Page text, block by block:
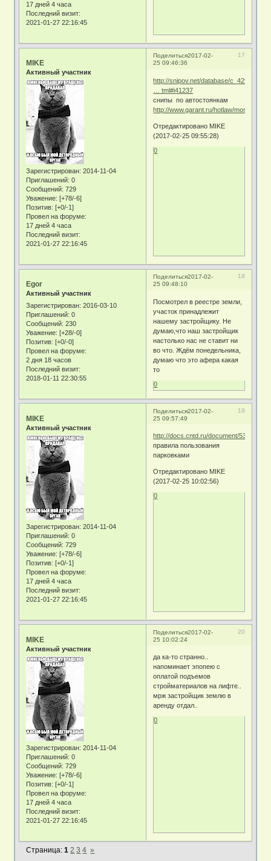
17 дней 4 часа
Последний визит:
2021-01-27 22:16:45
Поделиться 17
2017-02-
25 09:46:36
MIKE
Активный участник
Зарегистрирован: 2014-11-04
Приглашений: 0
Сообщений: 729
Уважение: [+78/-6]
Позитив: [+0/-1]
Провел на форуме:
17 дней 4 часа
Последний визит:
2021-01-27 22:16:45
http://snipov.net/database/
… tml#i41237
снипы по автостоянкам
http://www.garant.ru/hotlaw/moscow/
Отредактировано MIKE
(2017-02-25 09:55:28)
0
Поделиться 18
2017-02-
25 09:48:10
Egor
Активный участник
Зарегистрирован: 2016-03-10
Приглашений: 0
Сообщений: 230
Уважение: [+28/-0]
Позитив: [+0/-0]
Провел на форуме:
2 дня 18 часов
Последний визит:
2018-01-11 22:30:55
Посмотрел в реестре земли,
участок принадлежит
нашему застройщику. Не
думаю,что наш застройщик
настолько нас не ставит ни
во что. Ждём понедельника,
думаю что это афера какая
то
0
Поделиться 19
2017-02-
25 09:57:49
MIKE
Активный участник
Зарегистрирован: 2014-11-04
Приглашений: 0
Сообщений: 729
Уважение: [+78/-6]
Позитив: [+0/-1]
Провел на форуме:
17 дней 4 часа
Последний визит:
2021-01-27 22:16:45
http://docs.cntd.ru/document/
правила пользования
парковками
Отредактировано MIKE
(2017-02-25 10:02:56)
0
Поделиться 20
2017-02-
25 10:02:24
MIKE
Активный участник
Зарегистрирован: 2014-11-04
Приглашений: 0
Сообщений: 729
Уважение: [+78/-6]
Позитив: [+0/-1]
Провел на форуме:
17 дней 4 часа
Последний визит:
2021-01-27 22:16:45
да ка-то странно..
напоминает эпопею с
оплатой подъемов
стройматериалов на лифте..
мрж застройщик землю в
аренду отдал..
0
Страница:1 2 3 4 »